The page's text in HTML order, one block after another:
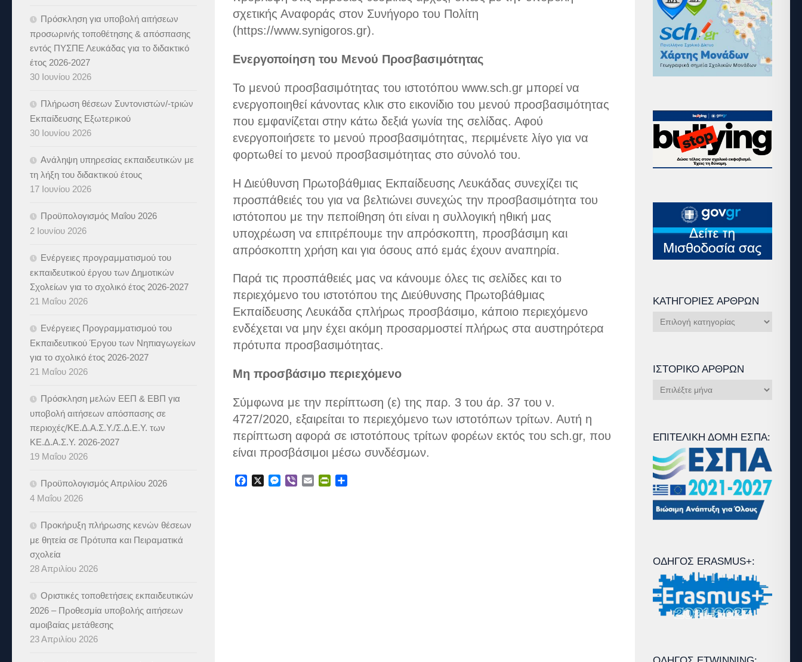
σχετικής Αναφοράς στον Συνήγορο του Πολίτη
(https://www.synigoros.gr).
Ενεργοποίηση του Μενού Προσβασιμότητας
Το μενού προσβασιμότητας του ιστοτόπου www.sch.gr μπορεί να
ενεργοποιηθεί κάνοντας κλικ στο εικονίδιο του μενού προσβασιμότητας
που εμφανίζεται στην κάτω δεξιά γωνία της σελίδας. Αφού
ενεργοποιήσετε το μενού προσβασιμότητας, περιμένετε λίγο για να
φορτωθεί το μενού προσβασιμότητας στο σύνολό του.
Η Διεύθυνση Πρωτοβάθμιας Εκπαίδευσης Λευκάδας συνεχίζει τις
προσπάθειές του για να βελτιώνει συνεχώς την προσβασιμότητα του
ιστότοπου με την πεποίθηση ότι είναι η συλλογική ηθική μας
υποχρέωση να επιτρέπουμε την απρόσκοπτη, προσβάσιμη και
απρόσκοπτη χρήση και για όσους από εμάς έχουν αναπηρία.
Παρά τις προσπάθειές μας να κάνουμε όλες τις σελίδες και το
περιεχόμενο του ιστοτόπου της Διεύθυνσης Πρωτοβάθμιας
Εκπαίδευσης Λευκάδα ςπλήρως προσβάσιμο, κάποιο περιεχόμενο
ενδέχεται να μην έχει ακόμη προσαρμοστεί πλήρως στα αυστηρότερα
πρότυπα προσβασιμότητας.
Μη προσβάσιμο περιεχόμενο
Σύμφωνα με την περίπτωση (ε) της παρ. 3 του άρ. 37 του ν.
4727/2020, εξαιρείται το περιεχόμενο των ιστοτόπων τρίτων. Αυτή η
περίπτωση αφορά σε ιστοτόπους τρίτων φορέων εκτός του sch.gr, που
είναι προσβάσιμοι μέσω συνδέσμων.
FacebookMessenger
Viber EmailPrintFriendly
Πρόσκληση για υποβολή αιτήσεων
προσωρινής τοποθέτησης & απόσπασης
εντός ΠΥΣΠΕ Λευκάδας για το διδακτικό
έτος 2026-2027
30 Ιουνίου 2026
Πλήρωση θέσεων Συντονιστών/-τριών
Εκπαίδευσης Εξωτερικού
30 Ιουνίου 2026
Ανάληψη υπηρεσίας εκπαιδευτικών με
τη λήξη του διδακτικού έτους
17 Ιουνίου 2026
Προϋπολογισμός Μαΐου 2026
2 Ιουνίου 2026
Ενέργειες προγραμματισμού του
εκπαιδευτικού έργου των Δημοτικών
Σχολείων για το σχολικό έτος 2026-2027
21 Μαΐου 2026
Ενέργειες Προγραμματισμού του
Εκπαιδευτικού Έργου των Νηπιαγωγείων
για το σχολικό έτος 2026-2027
21 Μαΐου 2026
Πρόσκληση μελών ΕΕΠ & ΕΒΠ για
υποβολή αιτήσεων απόσπασης σε
περιοχές/ΚΕ.Δ.Α.Σ.Υ./Σ.Δ.Ε.Υ. των
ΚΕ.Δ.Α.Σ.Υ. 2026-2027
19 Μαΐου 2026
Προϋπολογισμός Απριλίου 2026
4 Μαΐου 2026
Προκήρυξη πλήρωσης κενών θέσεων
με θητεία σε Πρότυπα και Πειραματικά
σχολεία
28 Απριλίου 2026
Οριστικές τοποθετήσεις εκπαιδευτικών
2026 – Προθεσμία υποβολής αιτήσεων
αμοιβαίας μετάθεσης
23 Απριλίου 2026
ΚΑΤΗΓΟΡΊΕΣ ΆΡΘΡΩΝ
Κατηγορίες
ΙΣΤΟΡΙΚΌ ΆΡΘΡΩΝ
Ιστορικό
ΕΠΙΤΕΛΙΚΉ ΔΟΜΉ ΕΣΠΑ:
ΟΔΗΓΌΣ ERASMUS+: